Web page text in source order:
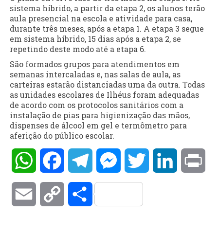
sistema híbrido, a partir da etapa 2, os alunos terão
aula presencial na escola e atividade para casa,
durante três meses, após a etapa 1. A etapa 3 segue
em sistema híbrido, 15 dias após a etapa 2, se
repetindo deste modo até a etapa 6.
São formados grupos para atendimentos em
semanas intercaladas e, nas salas de aula, as
carteiras estarão distanciadas uma da outra. Todas
as unidades escolares de Ilhéus foram adequadas
de acordo com os protocolos sanitários com a
instalação de pias para higienização das mãos,
dispenses de álcool em gel e termômetro para
aferição do público escolar.
WhatsAppFacebookTelegramMessengerTwitter LinkedIn
Email Copy Compartilhar